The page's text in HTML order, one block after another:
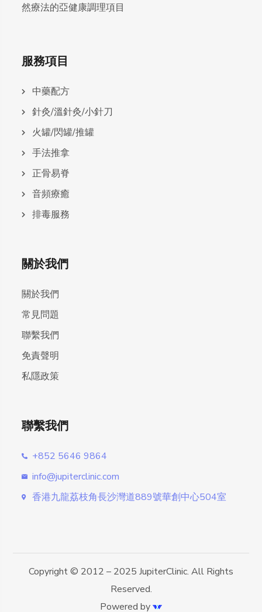
然療法的亞健康調理項目
服務項目
中藥配方
針灸/溫針灸/小針刀
火罐/閃罐/推罐
手法推拿
正骨易脊
⾳頻療癒
排毒服務
關於我們
關於我們
常見問題
聯繫我們
免責聲明
私隱政策
聯繫我們
+852 5646 9864
info@jupiterclinic.com
香港九龍荔枝角長沙灣道889號華創中心504室
Copyright © 2012 – 2025 JupiterClinic. All Rights
Reserved.
Powered by